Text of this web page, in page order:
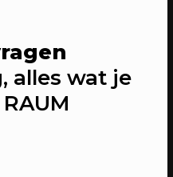
je aan en
ons plein.
alles wat je